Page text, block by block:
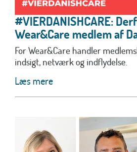
#VIERDANISHCARE:
Wear&Care medlem af
For Wear&Care handler
indsigt, netværk og indflydelse.
Læs mere